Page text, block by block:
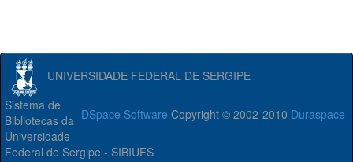
UNIVERSIDADE FEDERAL DE SERGIPE
DSpace Software Copyright © 2002-2010 Duraspace
Sistema de
Bibliotecas da
Universidade
Federal de Sergipe - SIBIUFS